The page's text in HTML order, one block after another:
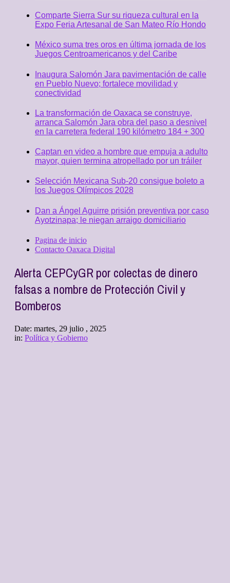
Comparte Sierra Sur su riqueza cultural en la
Expo Feria Artesanal de San Mateo Río Hondo
México suma tres oros en última jornada de los
Juegos Centroamericanos y del Caribe
Inaugura Salomón Jara pavimentación de calle
en Pueblo Nuevo; fortalece movilidad y
conectividad
La transformación de Oaxaca se construye,
arranca Salomón Jara obra del paso a desnivel
en la carretera federal 190 kilómetro 184 + 300
Captan en video a hombre que empuja a adulto
mayor, quien termina atropellado por un tráiler
Selección Mexicana Sub-20 consigue boleto a
los Juegos Olímpicos 2028
Dan a Ángel Aguirre prisión preventiva por caso
Ayotzinapa; le niegan arraigo domiciliario
Pagina de inicio
Contacto Oaxaca Digital
Alerta CEPCyGR por colectas de dinero
falsas a nombre de Protección Civil y
Bomberos
Date: martes, 29 julio , 2025
in: Política y Gobierno